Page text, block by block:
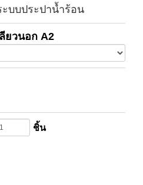
ะบบประปาน้ำร้อน
ยวนอก A2
ชิ้น